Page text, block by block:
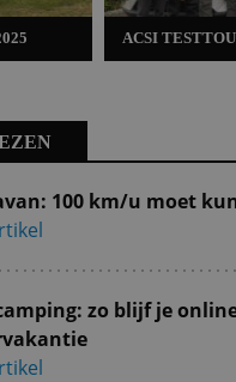
ACSI
100 km/u moet
zo blijf je